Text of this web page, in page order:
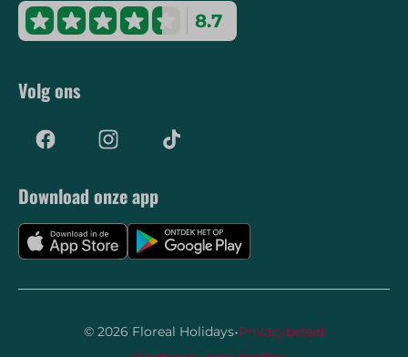
8.7
Volg ons
Download onze app
© 2026 Floreal Holidays·Privacybeleid